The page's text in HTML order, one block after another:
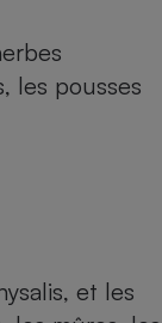
les pousses
et les